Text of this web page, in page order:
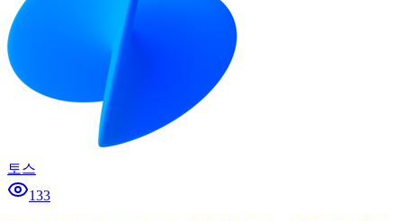
토스
133